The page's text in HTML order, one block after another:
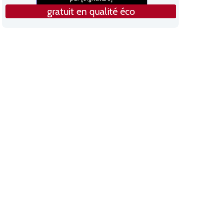
gratuit en qualité éco